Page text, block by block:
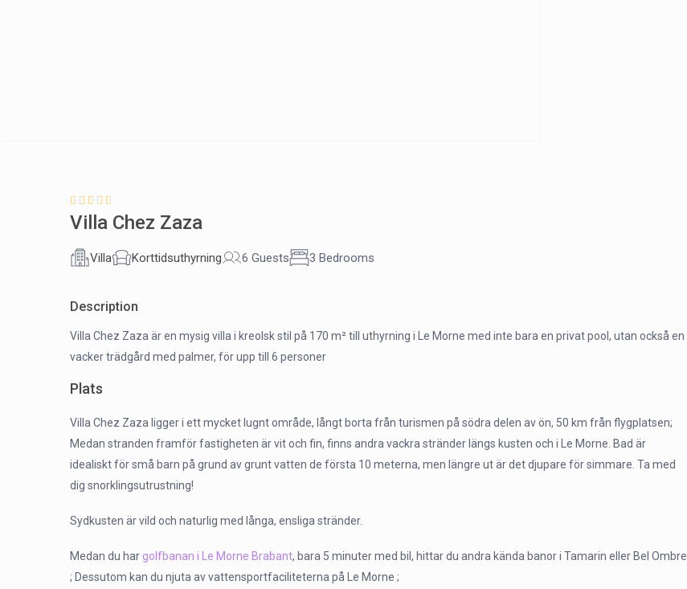
Villa Chez Zaza
Villa Korttidsuthyrning 6 Guests 3 Bedrooms
Description
Villa Chez Zaza är en mysig villa i kreolsk stil på 170 m² till uthyrning i Le Morne med inte bara en privat pool, utan också en
vacker trädgård med palmer, för upp till 6 personer
Plats
Villa Chez Zaza ligger i ett mycket lugnt område, långt borta från turismen på södra delen av ön, 50 km från flygplatsen;
Medan stranden framför fastigheten är vit och fin, finns andra vackra stränder längs kusten och i Le Morne. Bad är
idealiskt för små barn på grund av grunt vatten de första 10 meterna, men längre ut är det djupare för simmare. Ta med
dig snorklingsutrustning!
Sydkusten är vild och naturlig med långa, ensliga stränder.
Medan du har golfbanan i Le Morne Brabant, bara 5 minuter med bil, hittar du andra kända banor i Tamarin eller Bel Ombre
; Dessutom kan du njuta av vattensportfaciliteterna på Le Morne ;